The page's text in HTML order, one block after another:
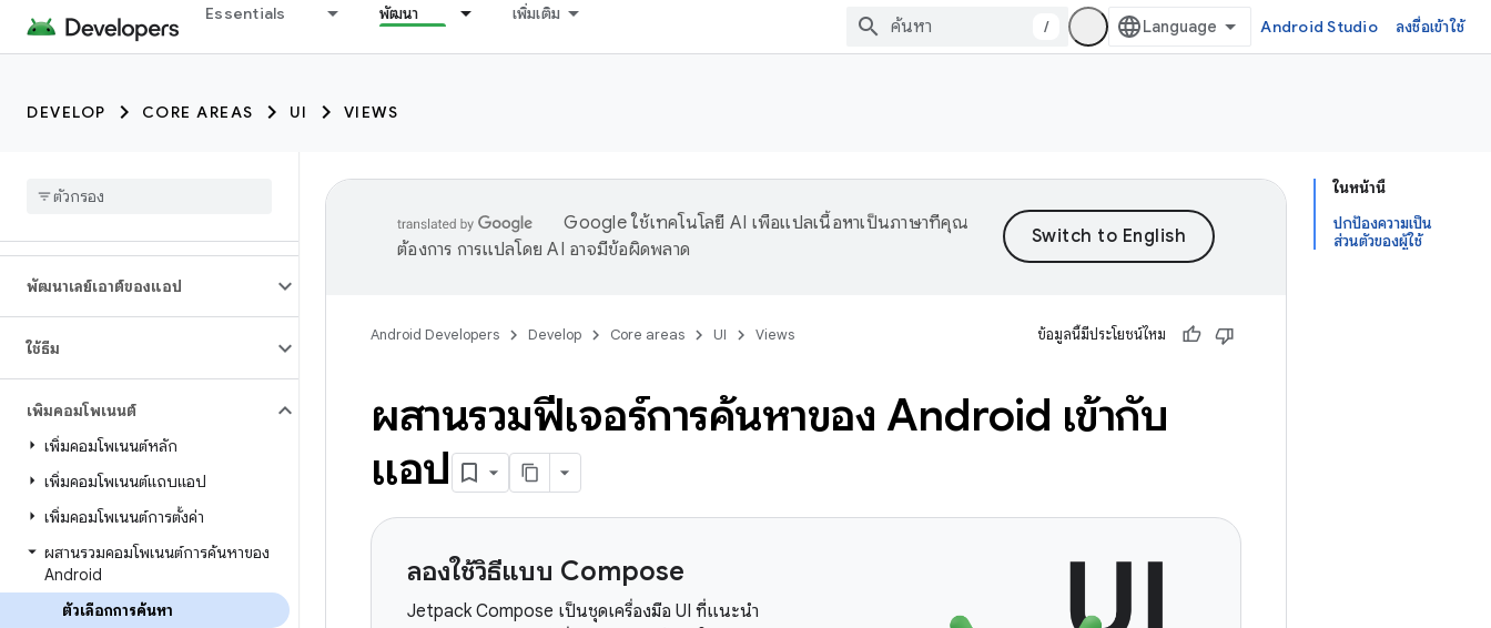
Essentials พัฒนา เพิ่มเติม
/ Android Studio ลงชื่อเข้าใช้
DEVELOP CORE AREAS UI VIEWS
พัฒนาเลย์เอาต์ของแอป
ใช้ธีม
เพิ่มคอมโพเนนต์
เพิ่มคอมโพเนนต์หลัก
เพิ่มคอมโพเนนต์แถบแอป
เพิ่มคอมโพเนนต์การตั้งค่า
ผสานรวมคอมโพเนนต์การค้นหาของ
Android
ตัวเลือกการค้นหา
ในหน้านี้
ปกป้องความเป็น
ส่วนตัวของผู้ใช้
Google ใช้เทคโนโลยี AI เพื่อแปลเนื้อหาเป็นภาษาที่คุณ
ต้องการ การแปลโดย AI อาจมีข้อผิดพลาด
Android Developers Develop Core areas UI Views ข้อมูลนี้มีประโยชน์ไหม
ผสานรวมฟีเจอร์การค้นหาของ Android เข้ากับ
แอป
ลองใช้วิธีแบบ Compose
Jetpack Compose เป็นชุดเครื่องมือ UI ที่แนะนำ